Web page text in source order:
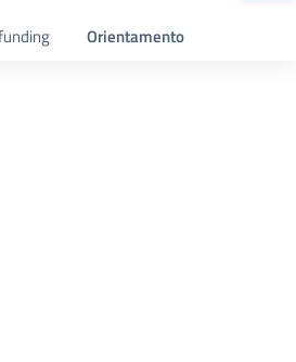
Orientamento